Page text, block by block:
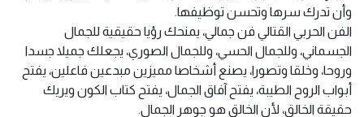
وأن تدرك سرها وتحسن توظيفها.
الفن الحربي القتالي فن جمالي، يمنحك رؤيا حقيقية للجمال
الجسماني، وللجمال الحسي، وللجمال الصوري، يجعلك جميلا جسدا
وروحا، وخلقا وتصورا، يصنع أشخاصا مميزين مبدعين فاعلين، يفتح
أبواب الروح الطيبة، يفتح آفاق الجمال، يفتح كتاب الكون ويريك
حقيقة الخالق، لأن الخالق هو جوهر الجمال.